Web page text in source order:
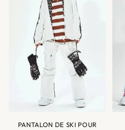
PANTALON DE SKI POUR